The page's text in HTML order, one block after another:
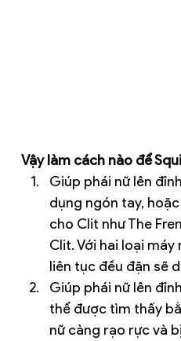
Vậy làm cách nào để
Giúp phái nữ lên
dụng ngón tay,
cho Clit như The
Clit. Với hai loại
liên tục đều đặn sẽ
Giúp phái nữ lên
thể được tìm thấy
nữ càng rạo rực và